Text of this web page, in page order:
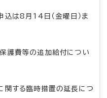
込は8月14日（金曜日）ま
護費等の追加給付につい
関する臨時措置の延長につ